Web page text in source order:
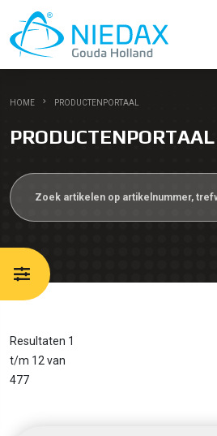
HOME PRODUCTENPORTAAL
PRODUCTENPORTAAL
Resultaten 1
t/m 12 van
477